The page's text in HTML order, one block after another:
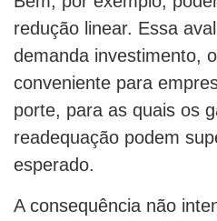
redução linear. Essa
demanda investimento,
conveniente para
porte, para as quais os
readequação podem
esperado.
A consequência não